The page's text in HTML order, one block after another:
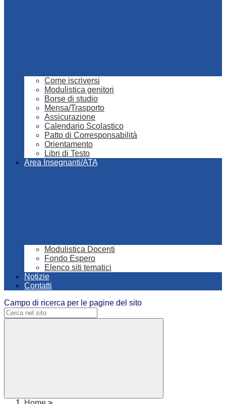
Come iscriversi
Modulistica genitori
Borse di studio
Mensa/Trasporto
Assicurazione
Calendario Scolastico
Patto di Corresponsabilità
Orientamento
Libri di Testo
Area Insegnanti/ATA
Modulistica Docenti
Fondo Espero
Elenco siti tematici
Notizie
Contatti
Campo di ricerca per le pagine del sito